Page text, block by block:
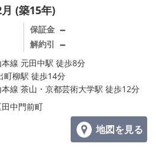
(築15年)
保証金 －
解約引 －
線 元田中駅 徒歩8分
町柳駅 徒歩14分
線 茶山・京都芸術大学駅 徒歩12分
中門前町
地図を見る